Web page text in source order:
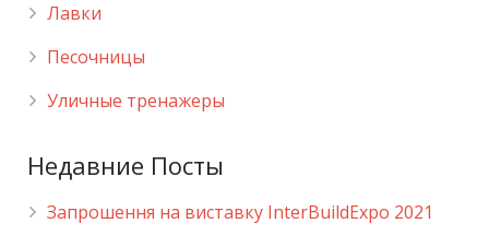
Лавки
Песочницы
Уличные тренажеры
Недавние Посты
Запрошення на виставку InterBuildExpo 2021